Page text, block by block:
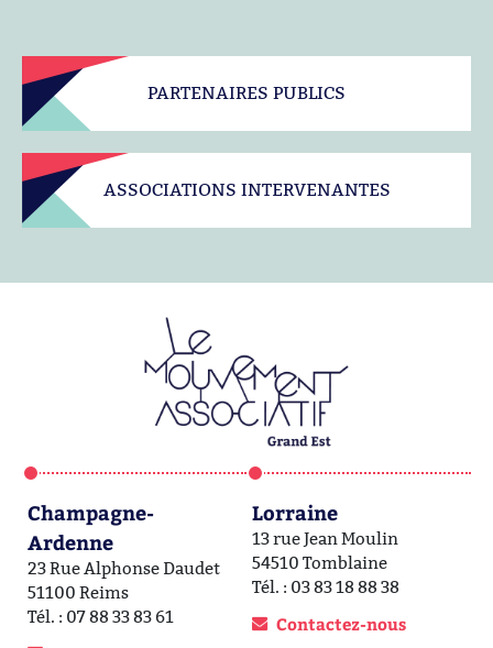
PARTENAIRES PUBLICS
ASSOCIATIONS INTERVENANTES
Champagne-
Ardenne
23 Rue Alphonse Daudet
51100 Reims
Tél. : 07 88 33 83 61
Lorraine
13 rue Jean Moulin
54510 Tomblaine
Tél. : 03 83 18 88 38
Contactez-nous